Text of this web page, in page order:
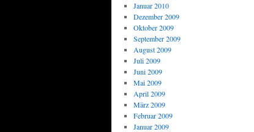
Januar 2010
Dezember 2009
Oktober 2009
September 2009
August 2009
Juli 2009
Juni 2009
Mai 2009
April 2009
März 2009
Februar 2009
Januar 2009